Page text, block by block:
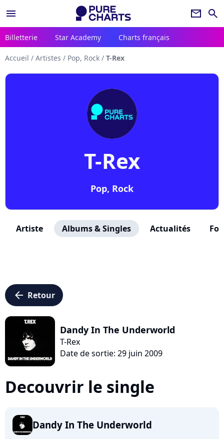
menu newsletter search
Billetterie Star Academy Charts français
Accueil / Artistes / Pop, Rock / T-Rex
T-Rex
Pop, Rock
Artiste Albums & Singles Actualités
arrow_left Retour
Dandy In The Underworld
T-Rex
Date de sortie: 29 juin 2009
Decouvrir le single
Dandy In The Underworld